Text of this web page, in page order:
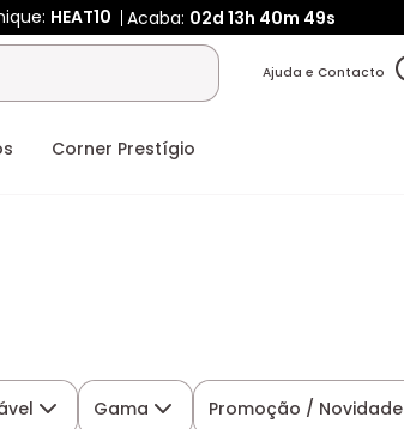
HEAT10 Acaba: 02d 13h 40m 48s
Ajuda e Contacto
Corner Prestígio
Gama Promoção / Novidade